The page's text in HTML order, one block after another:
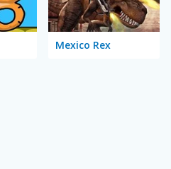
Mexico Rex